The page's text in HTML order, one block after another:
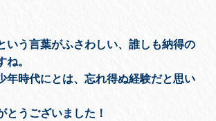
いう言葉がふさわしい、誰しも納得の
。
年時代にとは、忘れ得ぬ経験だと思い
とうございました！